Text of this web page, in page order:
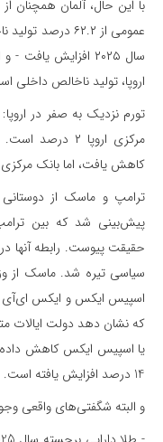
با این حال، آلمان همچنان
سال ۲۰۲۵ افزایش
اروپا، تولید ناخالص داخلی اسمی تنها ۰.۲ درصد
کاهش یافت، اما بانک
ترامپ و ماسک از
پیش‌بینی شد که بین
سیاسی تیره شد. ماسک از
اسپیس ایکس و ایکس ‌ای‌آی
که نشان دهد دولت ایالات
یا اسپیس ایکس کاهش داده
14 درصد افزایش یافته است.
و البته شگفتی‌های واقعی